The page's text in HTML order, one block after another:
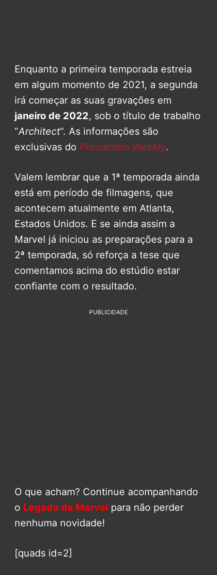
Enquanto a primeira temporada estreia
em algum momento de 2021, a segunda
irá começar as suas gravações em
janeiro de 2022, sob o título de trabalho
“Architect“. As informações são
exclusivas do Proudction Weekly.
Valem lembrar que a 1ª temporada ainda
está em período de filmagens, que
acontecem atualmente em Atlanta,
Estados Unidos. E se ainda assim a
Marvel já iniciou as preparações para a
2ª temporada, só reforça a tese que
comentamos acima do estúdio estar
confiante com o resultado.
PUBLICIDADE
O que acham? Continue acompanhando
o Legado da Marvel para não perder
nenhuma novidade!
[quads id=2]